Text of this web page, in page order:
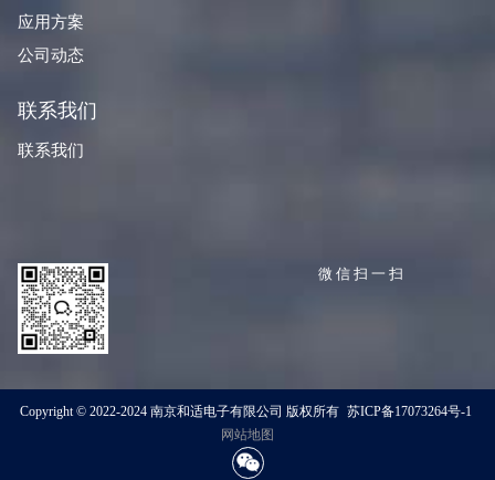
应用方案
公司动态
联系我们
联系我们
微信扫一扫
Copyright © 2022-2024 南京和适电子有限公司 版权所有 苏ICP备17073264号-1
网站地图